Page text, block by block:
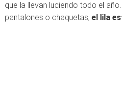
que la llevan luciendo todo el
pantalones o chaquetas, el lila